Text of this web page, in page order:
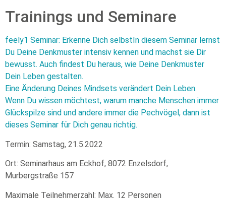
Trainings und Seminare
feely1 Seminar: Erkenne Dich selbstIn diesem Seminar lernst
Du Deine Denkmuster intensiv kennen und machst sie Dir
bewusst. Auch findest Du heraus, wie Deine Denkmuster
Dein Leben gestalten.
Eine Änderung Deines Mindsets verändert Dein Leben.
Wenn Du wissen möchtest, warum manche Menschen immer
Glückspilze sind und andere immer die Pechvögel, dann ist
dieses Seminar für Dich genau richtig.
Termin: Samstag, 21.5.2022
Ort: Seminarhaus am Eckhof, 8072 Enzelsdorf,
Murbergstraße 157
Maximale Teilnehmerzahl: Max. 12 Personen